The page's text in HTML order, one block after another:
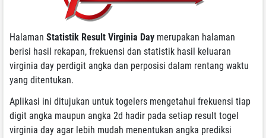
Halaman Statistik Result Virginia Day merupakan halaman
berisi hasil rekapan, frekuensi dan statistik hasil keluaran
virginia day perdigit angka dan perposisi dalam rentang waktu
yang ditentukan.
Aplikasi ini ditujukan untuk togelers mengetahui frekuensi tiap
digit angka maupun angka 2d hadir pada setiap result togel
virginia day agar lebih mudah menentukan angka prediksi